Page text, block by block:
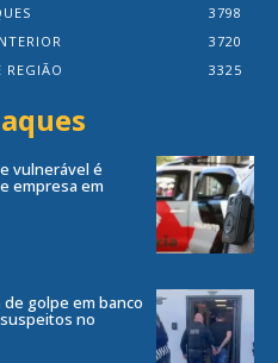
3798
3720
REGIÃO
3325
vulnerável é
empresa em
golpe em banco
no